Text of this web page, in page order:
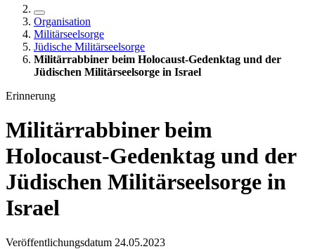
Organisation
Militärseelsorge
Jüdische Militärseelsorge
Militärrabbiner beim Holocaust-Gedenktag und der
Jüdischen Militärseelsorge in Israel
Erinnerung
Militärrabbiner beim
Holocaust-Gedenktag und der
Jüdischen Militärseelsorge in
Israel
Veröffentlichungsdatum 24.05.2023